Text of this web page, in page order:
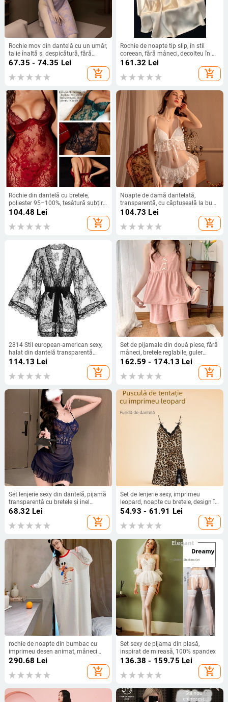
Rochie mov din dantelă cu un umăr,
talie înaltă și despicătură, fără
închidere, inspirație senzuală din
67.35 - 74.35 Lei
add_shopping_cart
Rochie de noapte tip slip, în stil
coreean, fără mâneci, decolteu în V,
100% poliester, lungime scurtă,
161.32 Lei
add_shopping_cart
Rochie din dantelă cu bretele,
poliester 95–100%, țesătură subțire
101–120 g/m², primăvara 2023
104.48 Lei
add_shopping_cart
Noapte de damă dantelată,
transparentă, cu căptușeală la bust,
bretele, 80-90% poliester
104.73 Lei
add_shopping_cart
2814 Stil european-american sexy,
halat din dantelă transparentă
pentru femei, negru și alb
114.13 Lei
add_shopping_cart
Set de pijamale din două piese, fără
mâneci, bretele reglabile, guler
rotund, bumbac ușor, respirabil
162.59 - 174.13 Lei
add_shopping_cart
Set lenjerie sexy din dantelă, pijamă
transparentă cu bretele și inel
metalic, poliester
68.32 Lei
add_shopping_cart
Set de lenjerie sexy, imprimeu
leopard, noapte cu bretele, design în
stil cheongsam cu dresuri, fundă
54.93 - 61.91 Lei
add_shopping_cart
rochie de noapte din bumbac cu
imprimeu desen animat, mâneci
lungi, croială lejeră – confort pentru
290.68 Lei
add_shopping_cart
Set sexy de pijama din plasă,
inspirat de mireasă, 100% spandex
136.38 - 159.75 Lei
add_shopping_cart